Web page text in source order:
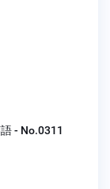
- No.0311